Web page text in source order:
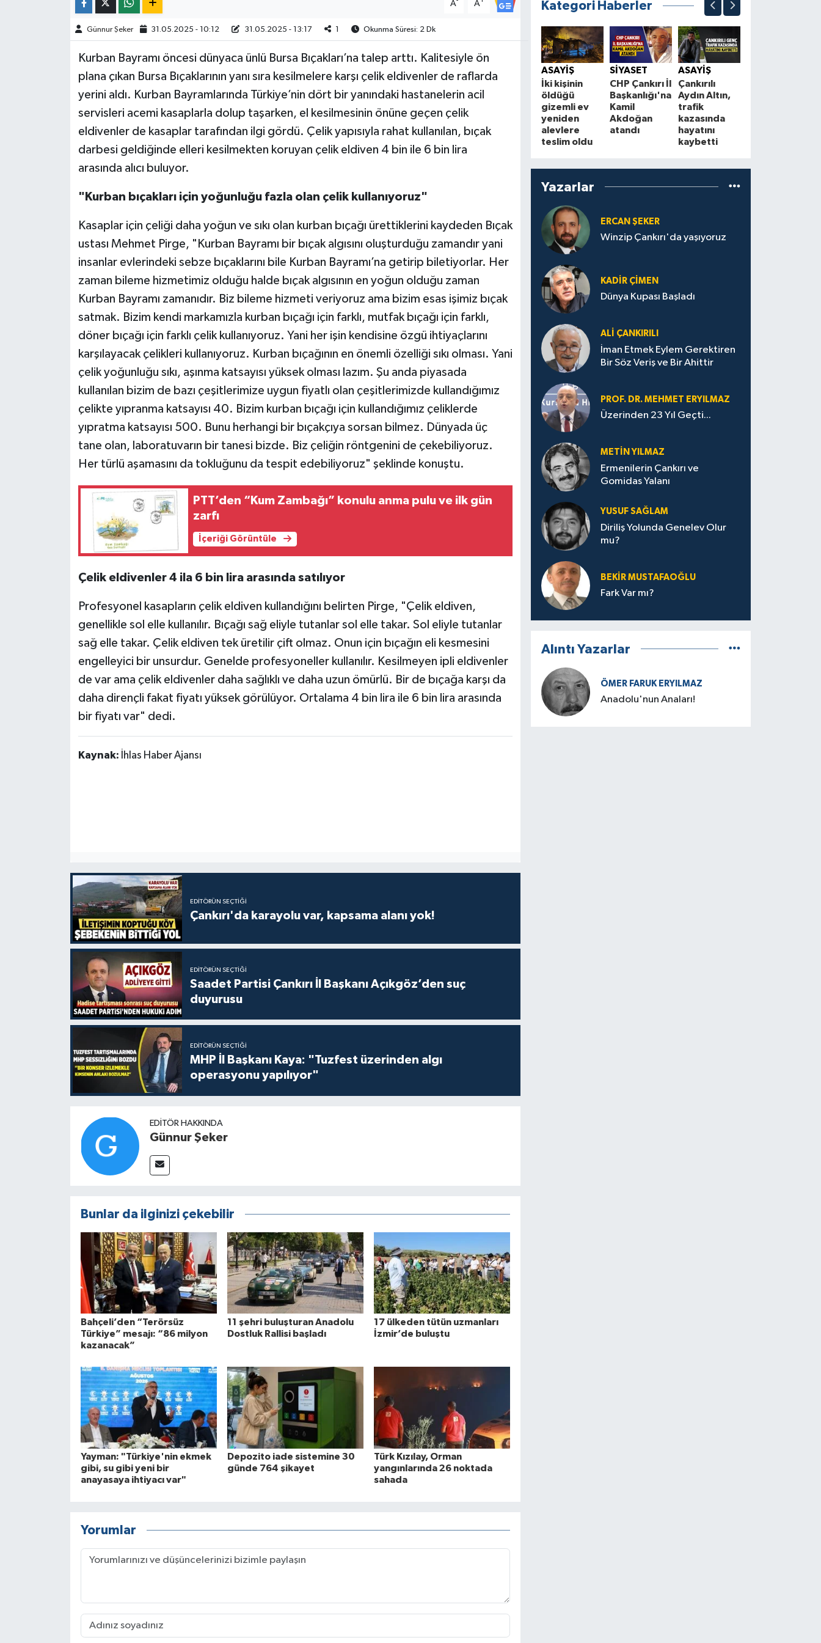
A A
Günnur Şeker 31.05.2025 - 10:12 31.05.2025 - 13:17 1 Okunma Süresi: 2 Dk
Kurban Bayramı öncesi dünyaca ünlü Bursa Bıçakları’na talep arttı. Kalitesiyle ön
plana çıkan Bursa Bıçaklarının yanı sıra kesilmelere karşı çelik eldivenler de raflarda
yerini aldı. Kurban Bayramlarında Türkiye’nin dört bir yanındaki hastanelerin acil
servisleri acemi kasaplarla dolup taşarken, el kesilmesinin önüne geçen çelik
eldivenler de kasaplar tarafından ilgi gördü. Çelik yapısıyla rahat kullanılan, bıçak
darbesi geldiğinde elleri kesilmekten koruyan çelik eldiven 4 bin ile 6 bin lira
arasında alıcı buluyor.
"Kurban bıçakları için yoğunluğu fazla olan çelik kullanıyoruz"
Kasaplar için çeliği daha yoğun ve sıkı olan kurban bıçağı ürettiklerini kaydeden Bıçak
ustası Mehmet Pirge, "Kurban Bayramı bir bıçak algısını oluşturduğu zamandır yani
insanlar evlerindeki sebze bıçaklarını bile Kurban Bayramı’na getirip biletiyorlar. Her
zaman bileme hizmetimiz olduğu halde bıçak algısının en yoğun olduğu zaman
Kurban Bayramı zamanıdır. Biz bileme hizmeti veriyoruz ama bizim esas işimiz bıçak
satmak. Bizim kendi markamızla kurban bıçağı için farklı, mutfak bıçağı için farklı,
döner bıçağı için farklı çelik kullanıyoruz. Yani her işin kendisine özgü ihtiyaçlarını
karşılayacak çelikleri kullanıyoruz. Kurban bıçağının en önemli özelliği sıkı olması. Yani
çelik yoğunluğu sıkı, aşınma katsayısı yüksek olması lazım. Şu anda piyasada
kullanılan bizim de bazı çeşitlerimize uygun fiyatlı olan çeşitlerimizde kullandığımız
çelikte yıpranma katsayısı 40. Bizim kurban bıçağı için kullandığımız çeliklerde
yıpratma katsayısı 500. Bunu herhangi bir bıçakçıya sorsan bilmez. Dünyada üç
tane olan, laboratuvarın bir tanesi bizde. Biz çeliğin röntgenini de çekebiliyoruz.
Her türlü aşamasını da tokluğunu da tespit edebiliyoruz" şeklinde konuştu.
PTT’den “Kum Zambağı” konulu anma pulu ve ilk gün
zarfı
İçeriği Görüntüle
Çelik eldivenler 4 ila 6 bin lira arasında satılıyor
Profesyonel kasapların çelik eldiven kullandığını belirten Pirge, "Çelik eldiven,
genellikle sol elle kullanılır. Bıçağı sağ eliyle tutanlar sol elle takar. Sol eliyle tutanlar
sağ elle takar. Çelik eldiven tek üretilir çift olmaz. Onun için bıçağın eli kesmesini
engelleyici bir unsurdur. Genelde profesyoneller kullanılır. Kesilmeyen ipli eldivenler
de var ama çelik eldivenler daha sağlıklı ve daha uzun ömürlü. Bir de bıçağa karşı da
daha dirençli fakat fiyatı yüksek görülüyor. Ortalama 4 bin lira ile 6 bin lira arasında
bir fiyatı var" dedi.
Kaynak: İhlas Haber Ajansı
EDITÖRÜN SEÇTIĞI
Çankırı'da karayolu var, kapsama alanı yok!
EDITÖRÜN SEÇTIĞI
Saadet Partisi Çankırı İl Başkanı Açıkgöz’den suç
duyurusu
EDITÖRÜN SEÇTIĞI
MHP İl Başkanı Kaya: "Tuzfest üzerinden algı
operasyonu yapılıyor"
EDITÖR HAKKINDA
Günnur Şeker
Bunlar da ilginizi çekebilir
Bahçeli’den “Terörsüz
Türkiye” mesajı: “86 milyon
kazanacak”
11 şehri buluşturan Anadolu
Dostluk Rallisi başladı
17 ülkeden tütün uzmanları
İzmir’de buluştu
Yayman: "Türkiye'nin ekmek
gibi, su gibi yeni bir
anayasaya ihtiyacı var"
Depozito iade sistemine 30
günde 764 şikayet
Türk Kızılay, Orman
yangınlarında 26 noktada
sahada
Yorumlar
Kategori Haberler
ASAYİŞ
İki kişinin
öldüğü
gizemli ev
yeniden
alevlere
teslim oldu
SİYASET
CHP Çankırı İl
Başkanlığı'na
Kamil
Akdoğan
atandı
ASAYİŞ
Çankırılı
Aydın Altın,
trafik
kazasında
hayatını
kaybetti
Yazarlar
ERCAN ŞEKER
Winzip Çankırı'da yaşıyoruz
KADIR ÇIMEN
Dünya Kupası Başladı
ALI ÇANKIRILI
İman Etmek Eylem Gerektiren
Bir Söz Veriş ve Bir Ahittir
PROF. DR. MEHMET ERYILMAZ
Üzerinden 23 Yıl Geçti...
METIN YILMAZ
Ermenilerin Çankırı ve
Gomidas Yalanı
YUSUF SAĞLAM
Diriliş Yolunda Genelev Olur
mu?
BEKIR MUSTAFAOĞLU
Fark Var mı?
Alıntı Yazarlar
ÖMER FARUK ERYILMAZ
Anadolu'nun Anaları!
TÜRKİYE